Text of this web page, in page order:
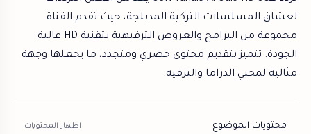
لعشاق المسلسلات التركية المدبلجة، حيث تقدم القناة
مجموعة من البرامج والعروض الترفيهية بتقنية HD عالية
الجودة. تتميز بتقديم محتوى حصري ومتجدد، ما يجعلها وجهة
مثالية لمحبي الدراما والترفيه.
محتويات الموضوع